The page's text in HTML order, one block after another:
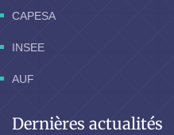
CAPESA
INSEE
AUF
Dernières actualités